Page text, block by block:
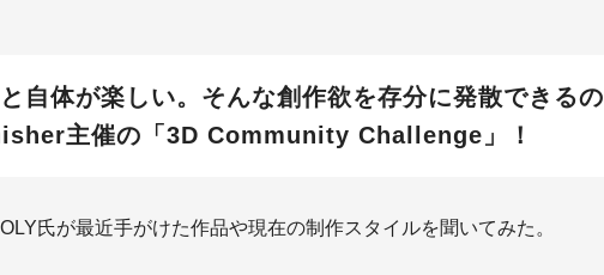
自体が楽しい。そんな創作欲を存分に発散できるの
主催の「3D Community Challenge」！
氏が最近手がけた作品や現在の制作スタイルを聞いてみた。